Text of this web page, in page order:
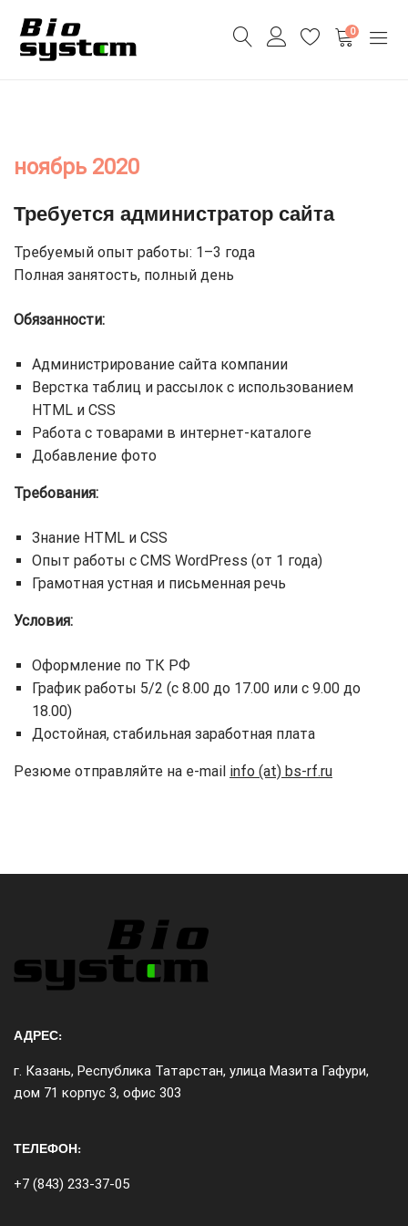
0
ноябрь 2020
Требуется администратор сайта
Требуемый опыт работы: 1–3 года
Полная занятость, полный день
Обязанности:
Администрирование сайта компании
Верстка таблиц и рассылок с использованием
HTML и CSS
Работа с товарами в интернет-каталоге
Добавление фото
Требования:
Знание HTML и CSS
Опыт работы с CMS WordPress (от 1 года)
Грамотная устная и письменная речь
Условия:
Оформление по ТК РФ
График работы 5/2 (с 8.00 до 17.00 или с 9.00 до
18.00)
Достойная, стабильная заработная плата
Резюме отправляйте на e-mail info (at) bs-rf.ru
АДРЕС:
г. Казань, Республика Татарстан, улица Мазита Гафури,
дом 71 корпус 3, офис 303
ТЕЛЕФОН:
+7 (843) 233-37-05